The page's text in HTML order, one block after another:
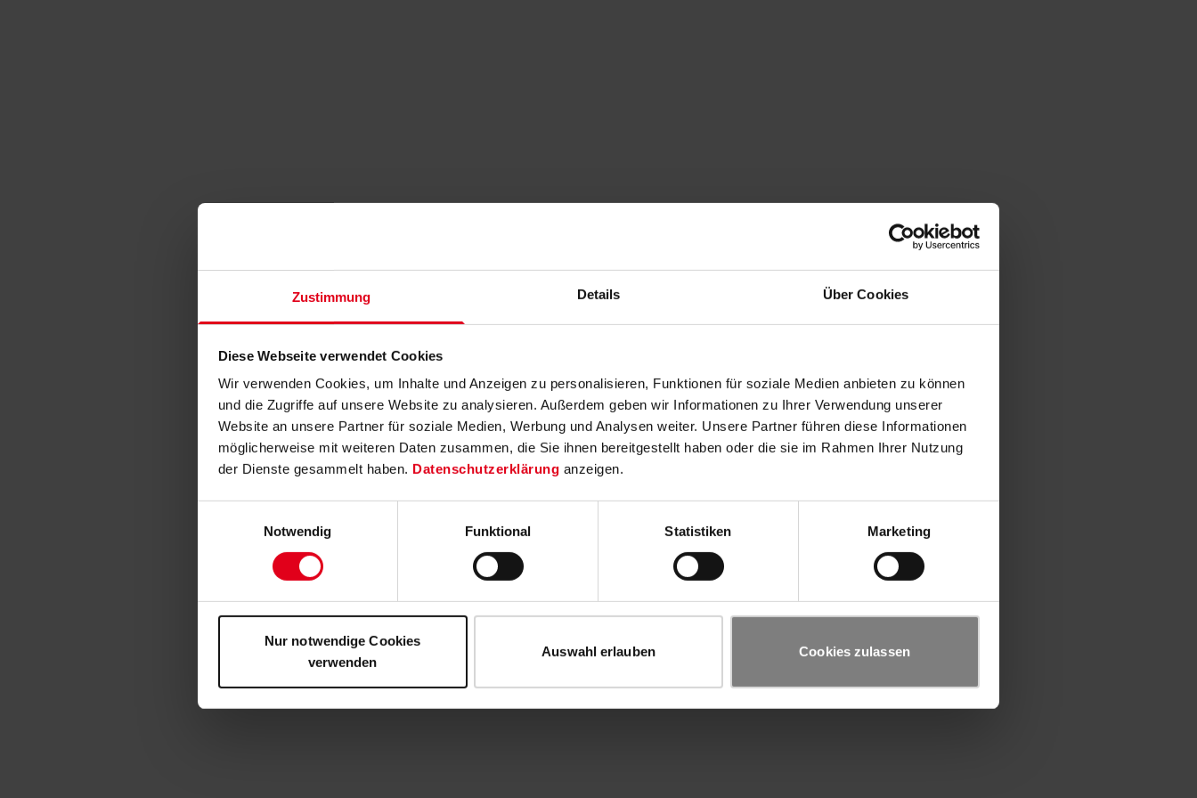
Zustimmung Details Über Cookies
Diese Webseite verwendet Cookies
Wir verwenden Cookies, um Inhalte und Anzeigen zu personalisieren, Funktionen für soziale Medien anbieten zu können
und die Zugriffe auf unsere Website zu analysieren. Außerdem geben wir Informationen zu Ihrer Verwendung unserer
Website an unsere Partner für soziale Medien, Werbung und Analysen weiter. Unsere Partner führen diese Informationen
möglicherweise mit weiteren Daten zusammen, die Sie ihnen bereitgestellt haben oder die sie im Rahmen Ihrer Nutzung
der Dienste gesammelt haben. Datenschutzerklärung anzeigen.
Notwendig
Funktional Statistiken Marketing
Nur notwendige Cookies
verwenden
Auswahl erlauben Cookies zulassen